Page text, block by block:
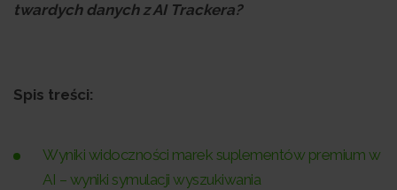
twardych danych z AI Trackera?
Spis treści:
Wyniki widoczności marek suplementów premium w
AI – wyniki symulacji wyszukiwania